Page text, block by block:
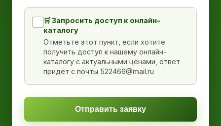
🛒 Запросить доступ к онлайн-
каталогу
Отметьте этот пункт, если хотите
получить доступ к нашему онлайн-
каталогу с актуальными ценами, ответ
придёт с почты 522466@mail.ru
Отправить заявку